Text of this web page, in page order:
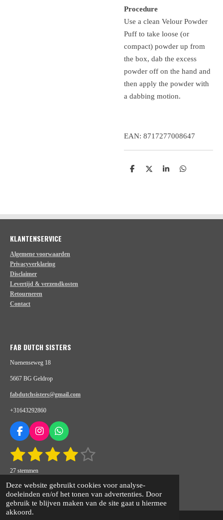
Deze website gebruikt cookies voor analyse-
doeleinden en/of het tonen van advertenties. Door
gebruik te blijven maken van de site gaat u hiermee
akkoord.
Procedure
Use a clean Velour Powder
Puff to take loose (or
compact) powder up from
the box, dab the excess
powder off on the hand and
then apply the powder with
a dabbing motion.
EAN: 8717277008647
D
D
S
D
KLANTENSERVICE
Algemene voorwaarden
Privacyverklaring
Disclaimer
Levertijd & verzendkosten
Retourneren
Contact
FAB DUTCH SISTERS
Nuenenseweg 18
5667 BG Geldrop
fabdutchsisters@gmail.com
+31643292860
F
c
e
b
o
k
I
s
t
r
a
m
W
a
p
p
R
t
i
g
:
1
s
t
e
2
s
t
e
3
s
t
e
4
s
t
e
5
s
t
e
e
n
27 stemmen
Powered by JouwWeb